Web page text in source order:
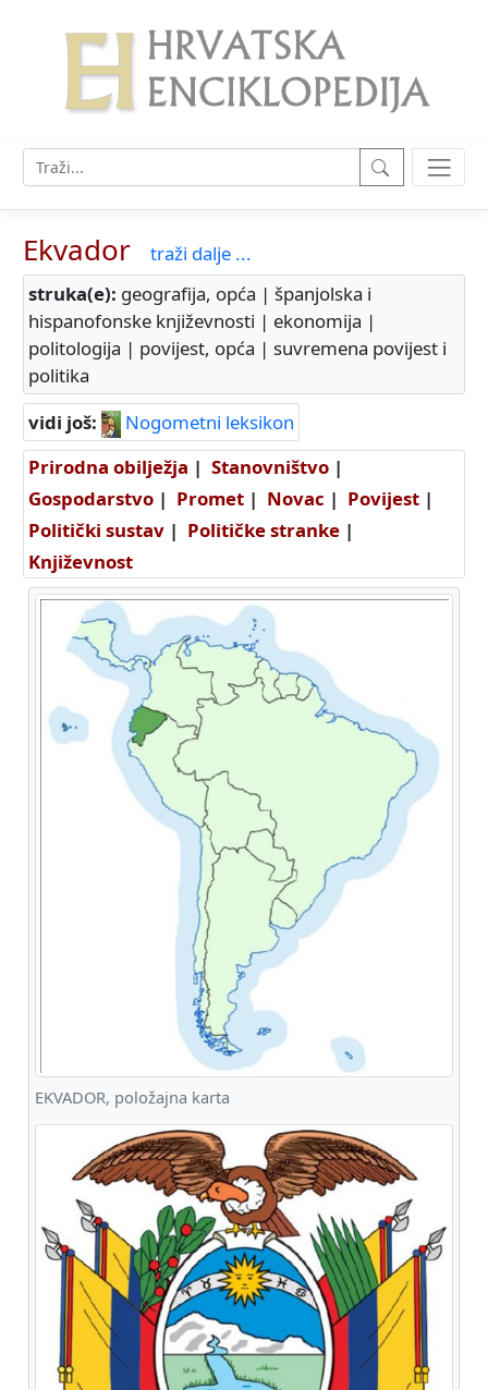
Ekvador
traži dalje ...
struka(e): geografija, opća | španjolska i
hispanofonske književnosti | ekonomija |
politologija | povijest, opća | suvremena povijest i
politika
vidi još:
Nogometni leksikon
Prirodna obilježja | Stanovništvo |
Gospodarstvo | Promet | Novac | Povijest |
Politički sustav | Političke stranke |
Književnost
EKVADOR, položajna karta